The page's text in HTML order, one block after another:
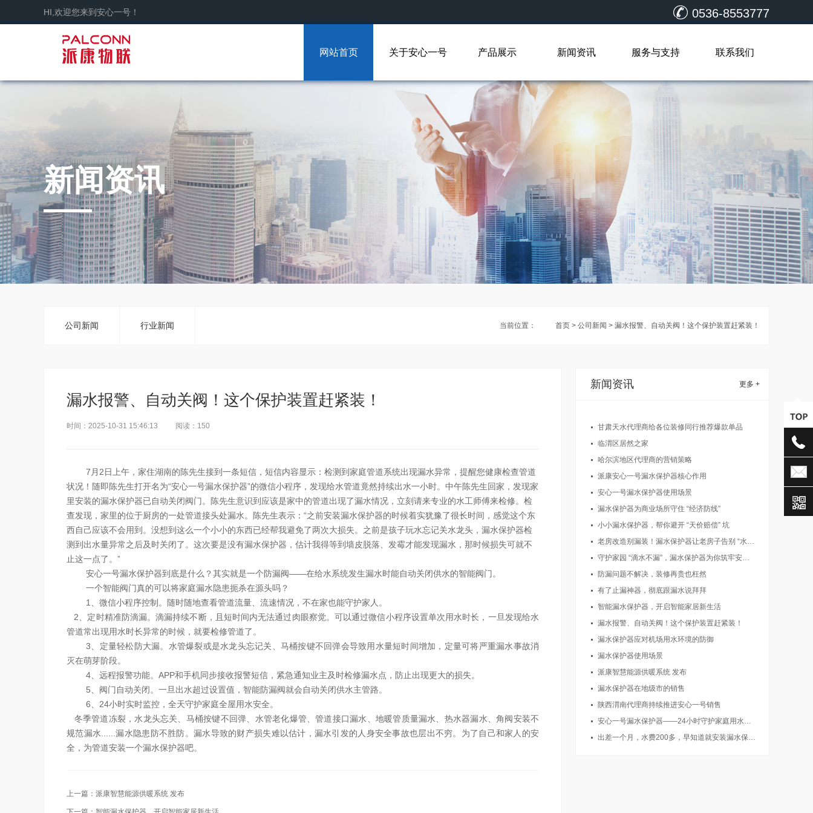
HI,欢迎您来到安心一号！ 0536-8553777
网站首页 关于安心一号 产品展示 新闻资讯 服务与支持 联系我们
新闻资讯
公司新闻 行业新闻 当前位置： 首页 > 公司新闻 > 漏水报警、自动关阀！这个保护装置赶紧装！
漏水报警、自动关阀！这个保护装置赶紧装！
时间：2025-10-31 15:46:13 阅读： 150
7月2日上午，家住湖南的陈先生接到一条短信，短信内容显示：检测到家庭管道系统出现漏水异常，提醒您健康检查管道
状况！随即陈先生打开名为“安心一号漏水保护器”的微信小程序，发现给水管道竟然持续出水一小时。中午陈先生回家，发现家
里安装的漏水保护器已自动关闭阀门。陈先生意识到应该是家中的管道出现了漏水情况，立刻请来专业的水工师傅来检修。检
查发现，家里的位于厨房的一处管道接头处漏水。陈先生表示：“之前安装漏水保护器的时候着实犹豫了很长时间，感觉这个东
西自己应该不会用到。没想到这么一个小小的东西已经帮我避免了两次大损失。之前是孩子玩水忘记关水龙头，漏水保护器检
测到出水量异常之后及时关闭了。这次要是没有漏水保护器，估计我得等到墙皮脱落、发霉才能发现漏水，那时候损失可就不
止这一点了。”
安心一号漏水保护器到底是什么？其实就是一个防漏阀——在给水系统发生漏水时能自动关闭供水的智能阀门。
一个智能阀门真的可以将家庭漏水隐患扼杀在源头吗？
1、微信小程序控制。随时随地查看管道流量、流速情况，不在家也能守护家人。
2、定时精准防滴漏。滴漏持续不断，且短时间内无法通过肉眼察觉。可以通过微信小程序设置单次用水时长，一旦发现给水
管道常出现用水时长异常的时候，就要检修管道了。
3、定量轻松防大漏。水管爆裂或是水龙头忘记关、马桶按键不回弹会导致用水量短时间增加，定量可将严重漏水事故消
灭在萌芽阶段。
4、远程报警功能。APP和手机同步接收报警短信，紧急通知业主及时检修漏水点，防止出现更大的损失。
5、阀门自动关闭。一旦出水超过设置值，智能防漏阀就会自动关闭供水主管路。
6、24小时实时监控，全天守护家庭全屋用水安全。
冬季管道冻裂，水龙头忘关、马桶按键不回弹、水管老化爆管、管道接口漏水、地暖管质量漏水、热水器漏水、角阀安装不
规范漏水......漏水隐患防不胜防。漏水导致的财产损失难以估计，漏水引发的人身安全事故也层出不穷。为了自己和家人的安
全，为管道安装一个漏水保护器吧。
上一篇： 派康智慧能源供暖系统 发布
新闻资讯 更多 +
甘肃天水代理商给各位装修同行推荐爆款单品
临渭区居然之家
哈尔滨地区代理商的营销策略
派康安心一号漏水保护器核心作用
安心一号漏水保护器使用场景
漏水保护器为商业场所守住 “经济防线”
小小漏水保护器，帮你避开 “天价赔偿” 坑
老房改造别漏装！漏水保护器让老房子告别 “水患” 烦恼
守护家园 “滴水不漏”，漏水保护器为你筑牢安全防线
防漏问题不解决，装修再贵也枉然
有了止漏神器，彻底跟漏水说拜拜
智能漏水保护器，开启智能家居新生活
漏水报警、自动关阀！这个保护装置赶紧装！
漏水保护器应对机场用水环境的防御
漏水保护器使用场景
派康智慧能源供暖系统 发布
漏水保护器在地级市的销售
陕西渭南代理商持续推进安心一号销售
安心一号漏水保护器——24小时守护家庭用水安全的“隐形卫士”
出差一个月，水费200多，早知道就安装漏水保护器了